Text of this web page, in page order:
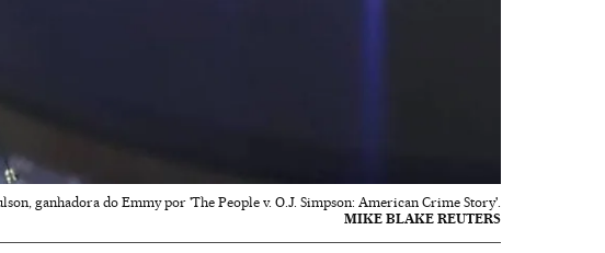
ganhadora do Emmy por 'The People v. O.J. Simpson: American Crime Story'.
MIKE BLAKE REUTERS